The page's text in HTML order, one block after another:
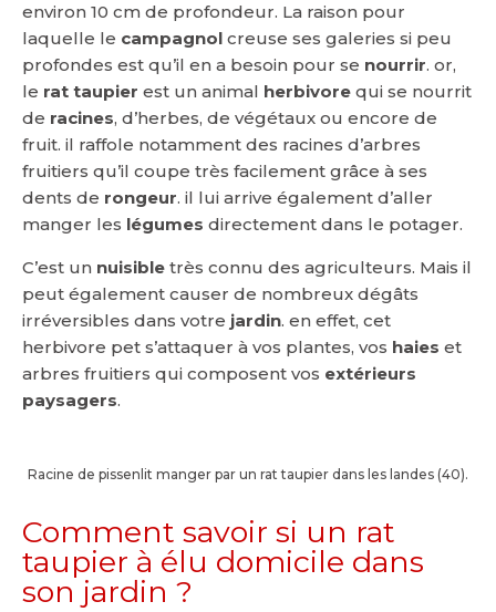
environ 10 cm de profondeur. La raison pour
laquelle le campagnol creuse ses galeries si peu
profondes est qu’il en a besoin pour se nourrir. or,
le rat taupier est un animal herbivore qui se nourrit
de racines, d’herbes, de végétaux ou encore de
fruit. il raffole notamment des racines d’arbres
fruitiers qu’il coupe très facilement grâce à ses
dents de rongeur. il lui arrive également d’aller
manger les légumes directement dans le potager.
C’est un nuisible très connu des agriculteurs. Mais il
peut également causer de nombreux dégâts
irréversibles dans votre jardin. en effet, cet
herbivore pet s’attaquer à vos plantes, vos haies et
arbres fruitiers qui composent vos extérieurs
paysagers.
Racine de pissenlit manger par un rat taupier dans les landes (40).
Comment savoir si un rat
taupier à élu domicile dans
son jardin ?